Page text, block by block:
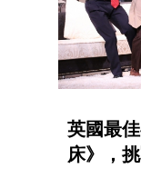
英國最
床》，